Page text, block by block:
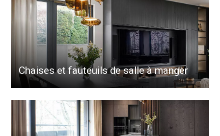
Chaises et fauteuils de salle à manger